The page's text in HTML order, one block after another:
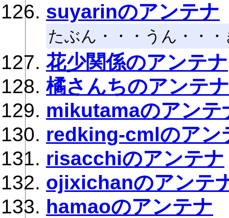
suyarinのアンテナ
たぶん・・・うん・・
花少関係のアンテナ
橘さんちのアンテナ
mikutamaのアンテ
redking-cmlのアン
risacchiのアンテナ
ojixichanのアンテ
hamaoのアンテナ